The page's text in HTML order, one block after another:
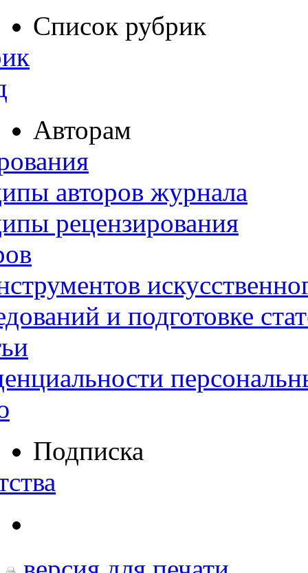
Список рубрик
Авторам
авторов журнала
рецензирования
и подготовке
Подписка